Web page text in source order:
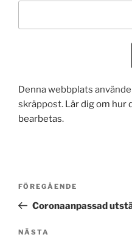
Denna webbplats
skräppost. Lär dig om hur
bearbetas.
Inläggsnavigering
Föregående
inlägg
FÖREGÅENDE
Coronaanpassad
Nästa
NÄSTA